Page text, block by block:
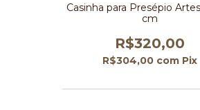
Casinha para Presépio
cm
R$320,00
R$304,00 com Pix